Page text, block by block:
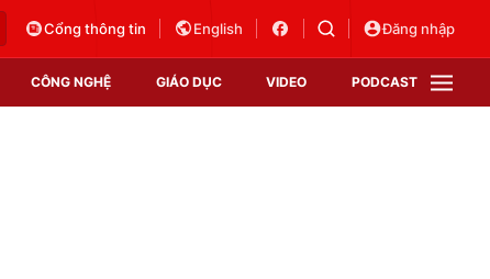
Cổng thông tin English Đăng nhập
CÔNG NGHỆ GIÁO DỤC VIDEO PODCAST